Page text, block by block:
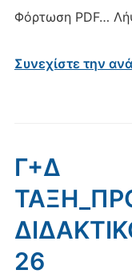
Φόρτωση PDF…
Συνεχίστε την
Γ+Δ
26